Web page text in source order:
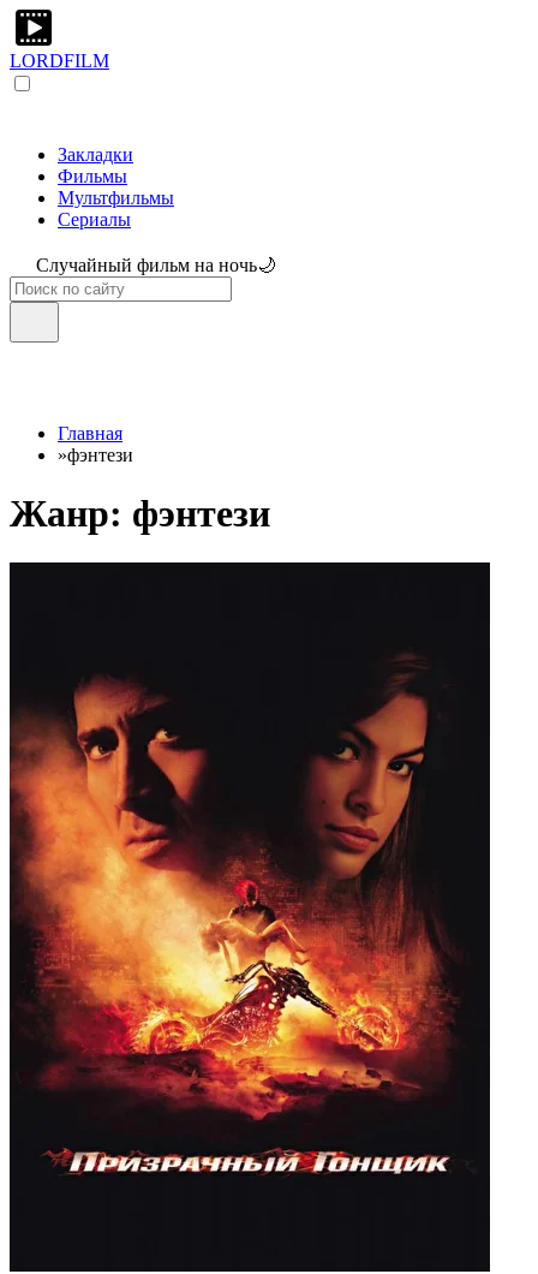
LORDFILM
Закладки
Фильмы
Мультфильмы
Сериалы
Случайный фильм на ночь🌙
Главная
»фэнтези
Жанр: фэнтези